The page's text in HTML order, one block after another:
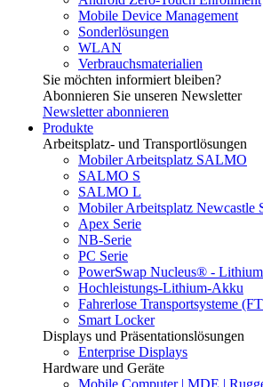
Mobile Device Management
Sonderlösungen
WLAN
Verbrauchsmaterialien
Sie möchten informiert bleiben?
Abonnieren Sie unseren Newsletter
Newsletter abonnieren
Produkte
Arbeitsplatz- und Transportlösungen
Mobiler Arbeitsplatz SALMO
SALMO S
SALMO L
Mobiler Arbeitsplatz Newcastle
Apex Serie
NB-Serie
PC Serie
PowerSwap Nucleus® -
Hochleistungs-Lithium-Akku
Fahrerlose Transportsysteme
Smart Locker
Displays und Präsentationslösungen
Enterprise Displays
Hardware und Geräte